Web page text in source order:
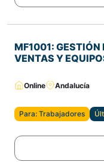
MF1001: GESTIÓN
VENTAS Y
Online Andalucía
Para: Trabajadores